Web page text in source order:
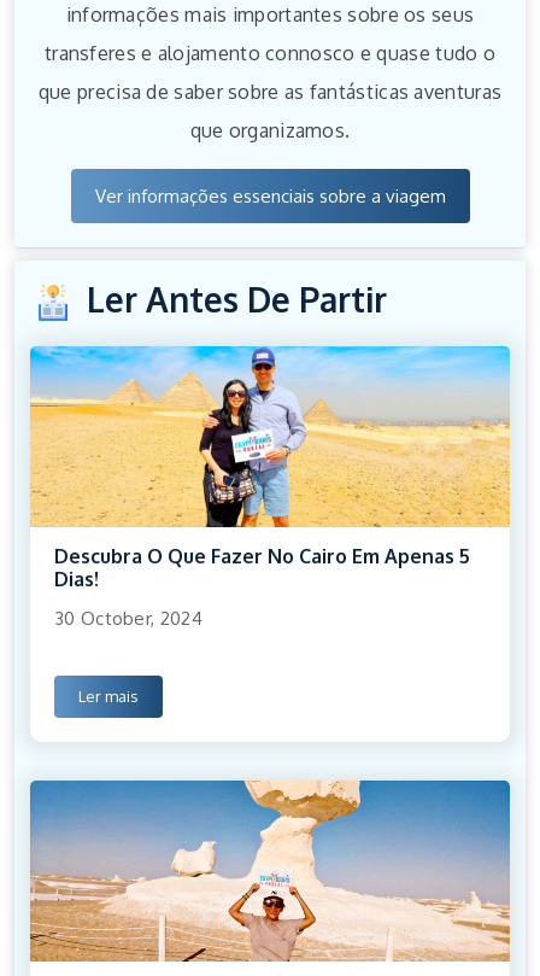
informações mais importantes sobre os seus
transferes e alojamento connosco e quase tudo o
que precisa de saber sobre as fantásticas aventuras
que organizamos.
Ver informações essenciais sobre a viagem
Ler Antes De Partir
Descubra O Que Fazer No Cairo Em Apenas 5
Dias!
30 October, 2024
Ler mais